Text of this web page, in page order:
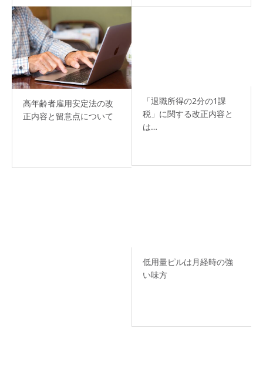
高年齢者雇用安定法の改
正内容と留意点について
「退職所得の2分の1課
税」に関する改正内容と
は…
低用量ピルは月経時の強
い味方